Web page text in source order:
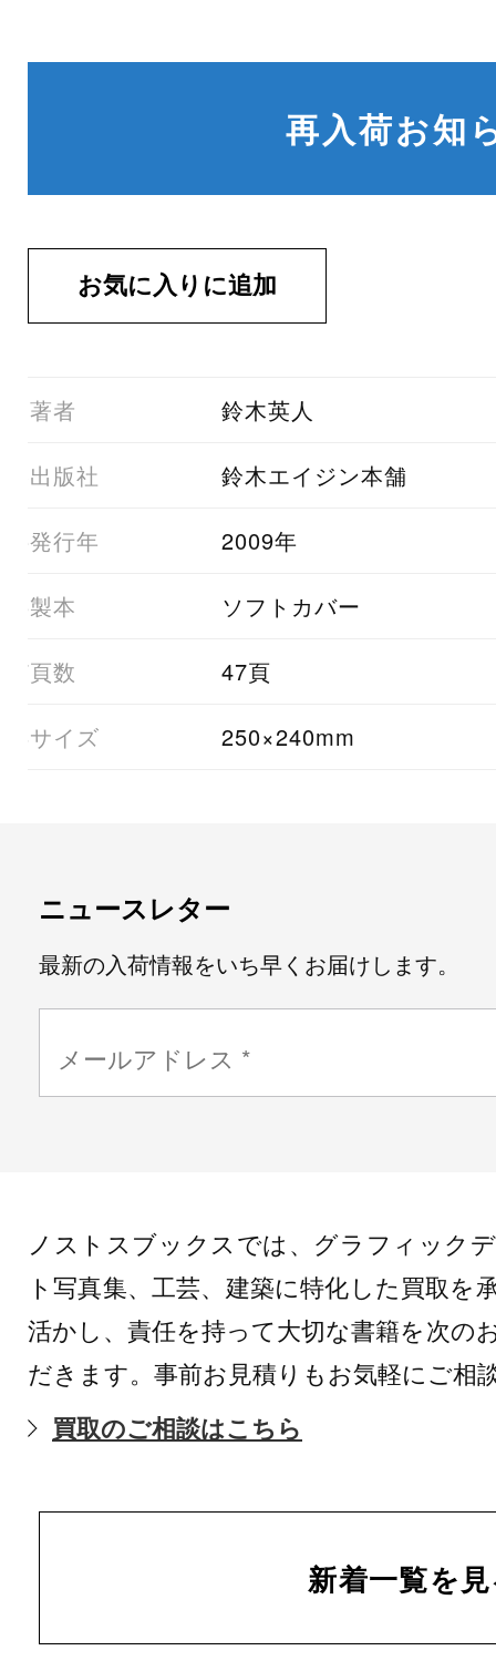
再入荷お知
01著者 鈴木英人
03出版社 鈴木エイジン本舗
05発行年 2009年
06製本 ソフトカバー
07頁数 47頁
08サイズ 250×240mm
ニュースレター
最新の入荷情報をいち早くお届けします。
ノストスブックスでは、グラフィック
ト写真集、工芸、建築に特化した買取を
活かし、責任を持って大切な書籍を次の
だきます。事前お見積りもお気軽にご相
買取のご相談はこちら
新着一覧を